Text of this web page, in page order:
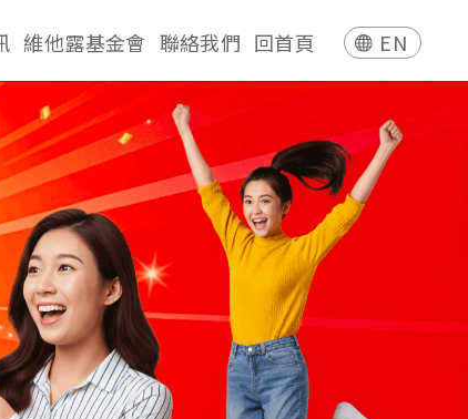
維他露基金會 聯絡我們 回首頁 EN